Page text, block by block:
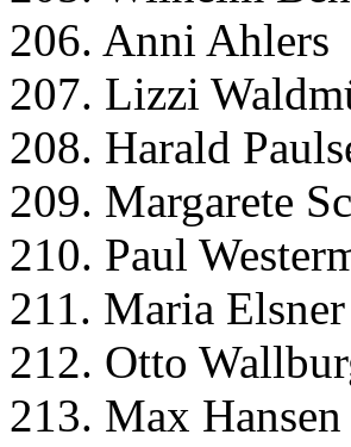
206. Anni Ahlers
207. Lizzi
208. Harald
209. Margarete
210. Paul
211. Maria Elsner
212. Otto
213. Max Hansen